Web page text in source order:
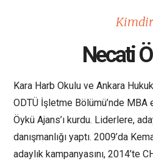
Necati
Kara Harb Okulu ve Ankara
ODTÜ İşletme Bölümü’nde MBA
Öykü Ajans’ı kurdu. Liderlere,
danışmanlığı yaptı. 2009’da
adaylık kampanyasını, 2014’te